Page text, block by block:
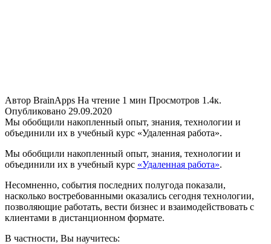
Автор BrainApps На чтение 1 мин Просмотров 1.4к.
Опубликовано 29.09.2020
Мы обобщили накопленный опыт, знания, технологии и
объединили их в учебный курс «Удаленная работа».
Мы обобщили накопленный опыт, знания, технологии и
объединили их в учебный курс «Удаленная работа».
Несомненно, события последних полугода показали,
насколько востребованными оказались сегодня технологии,
позволяющие работать, вести бизнес и взаимодействовать с
клиентами в дистанционном формате.
В частности, Вы научитесь: